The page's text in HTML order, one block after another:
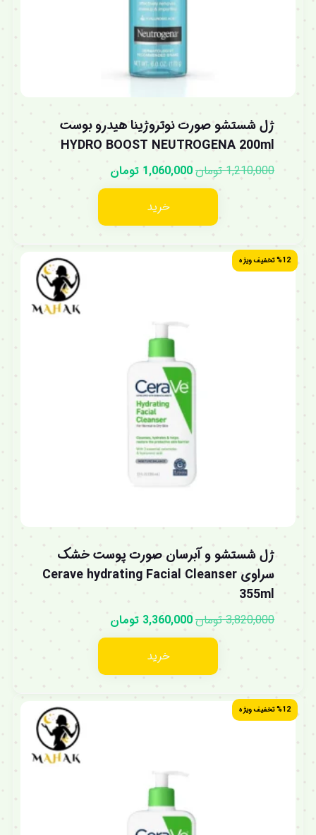
ژل شستشو صورت نوتروژینا هیدرو بوست
HYDRO BOOST NEUTROGENA 200ml
1,210,000 تومان1,060,000 تومان
خرید
%12 تخفیف ویژه
ژل شستشو و آبرسان صورت پوست خشک
سراوی Cerave hydrating Facial Cleanser
355ml
3,820,000 تومان3,360,000 تومان
خرید
%12 تخفیف ویژه